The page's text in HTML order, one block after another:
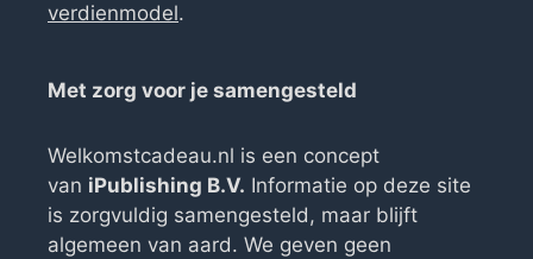
verdienmodel.
Met zorg voor je samengesteld
Welkomstcadeau.nl is een concept
van iPublishing B.V. Informatie op deze site
is zorgvuldig samengesteld, maar blijft
algemeen van aard. We geven geen